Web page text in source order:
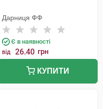
Дарниця ФФ
Є в наявності
від 26.40 грн
КУПИТИ